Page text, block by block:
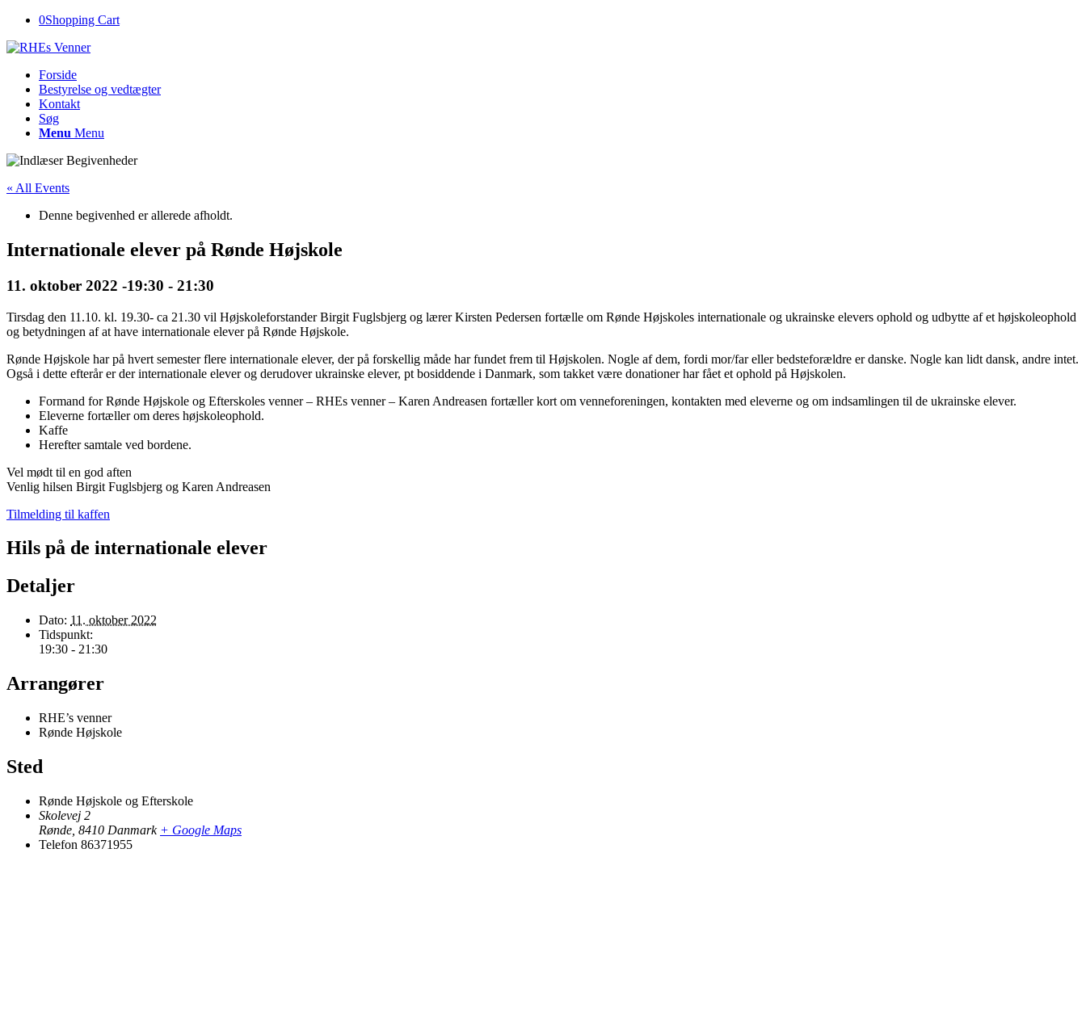
0Shopping Cart
Forside
Bestyrelse og vedtægter
Kontakt
Søg
Menu Menu
« All Events
Denne begivenhed er allerede afholdt.
Internationale elever på Rønde Højskole
11. oktober 2022 -19:30 - 21:30
Tirsdag den 11.10. kl. 19.30- ca 21.30 vil Højskoleforstander Birgit Fuglsbjerg og lærer Kirsten Pedersen fortælle om Rønde Højskoles internationale og ukrainske elevers ophold og udbytte af et højskoleophold
og betydningen af at have internationale elever på Rønde Højskole.
Rønde Højskole har på hvert semester flere internationale elever, der på forskellig måde har fundet frem til Højskolen. Nogle af dem, fordi mor/far eller bedsteforældre er danske. Nogle kan lidt dansk, andre intet.
Også i dette efterår er der internationale elever og derudover ukrainske elever, pt bosiddende i Danmark, som takket være donationer har fået et ophold på Højskolen.
Formand for Rønde Højskole og Efterskoles venner – RHEs venner – Karen Andreasen fortæller kort om venneforeningen, kontakten med eleverne og om indsamlingen til de ukrainske elever.
Eleverne fortæller om deres højskoleophold.
Kaffe
Herefter samtale ved bordene.
Vel mødt til en god aften
Venlig hilsen Birgit Fuglsbjerg og Karen Andreasen
Tilmelding til kaffen
Hils på de internationale elever
Detaljer
Dato: 11. oktober 2022
Tidspunkt:
19:30 - 21:30
Arrangører
RHE’s venner
Rønde Højskole
Sted
Rønde Højskole og Efterskole
Skolevej 2
Rønde 8410 Danmark + Google Maps
Telefon 86371955